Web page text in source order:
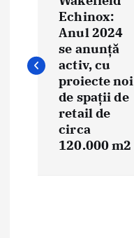
i
g
Echinox:
Anul 2024
se anunță
activ, cu
proiecte noi
de spații de
retail de
circa
120.000 m2